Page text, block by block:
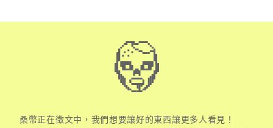
桑幣正在徵文中，我們想要讓好的東西讓更多人看見！